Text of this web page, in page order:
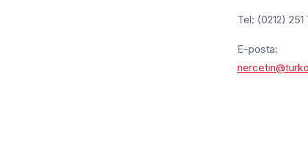
Tel: (0212)
E-posta: